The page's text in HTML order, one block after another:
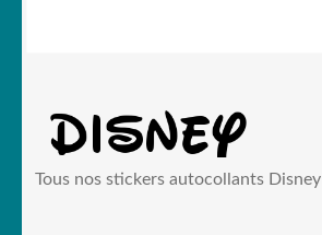
Tous nos stickers autocollants Disney